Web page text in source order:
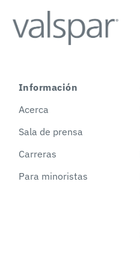
Información
Acerca
Sala de prensa
Carreras
Para minoristas